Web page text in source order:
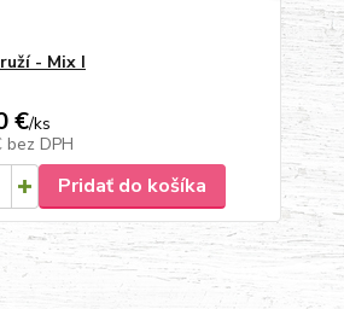
- Mix I
€/ks
bez DPH
Pridať do košíka